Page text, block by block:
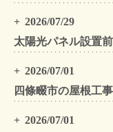
2026/07/29
2026/07/01
2026/07/01